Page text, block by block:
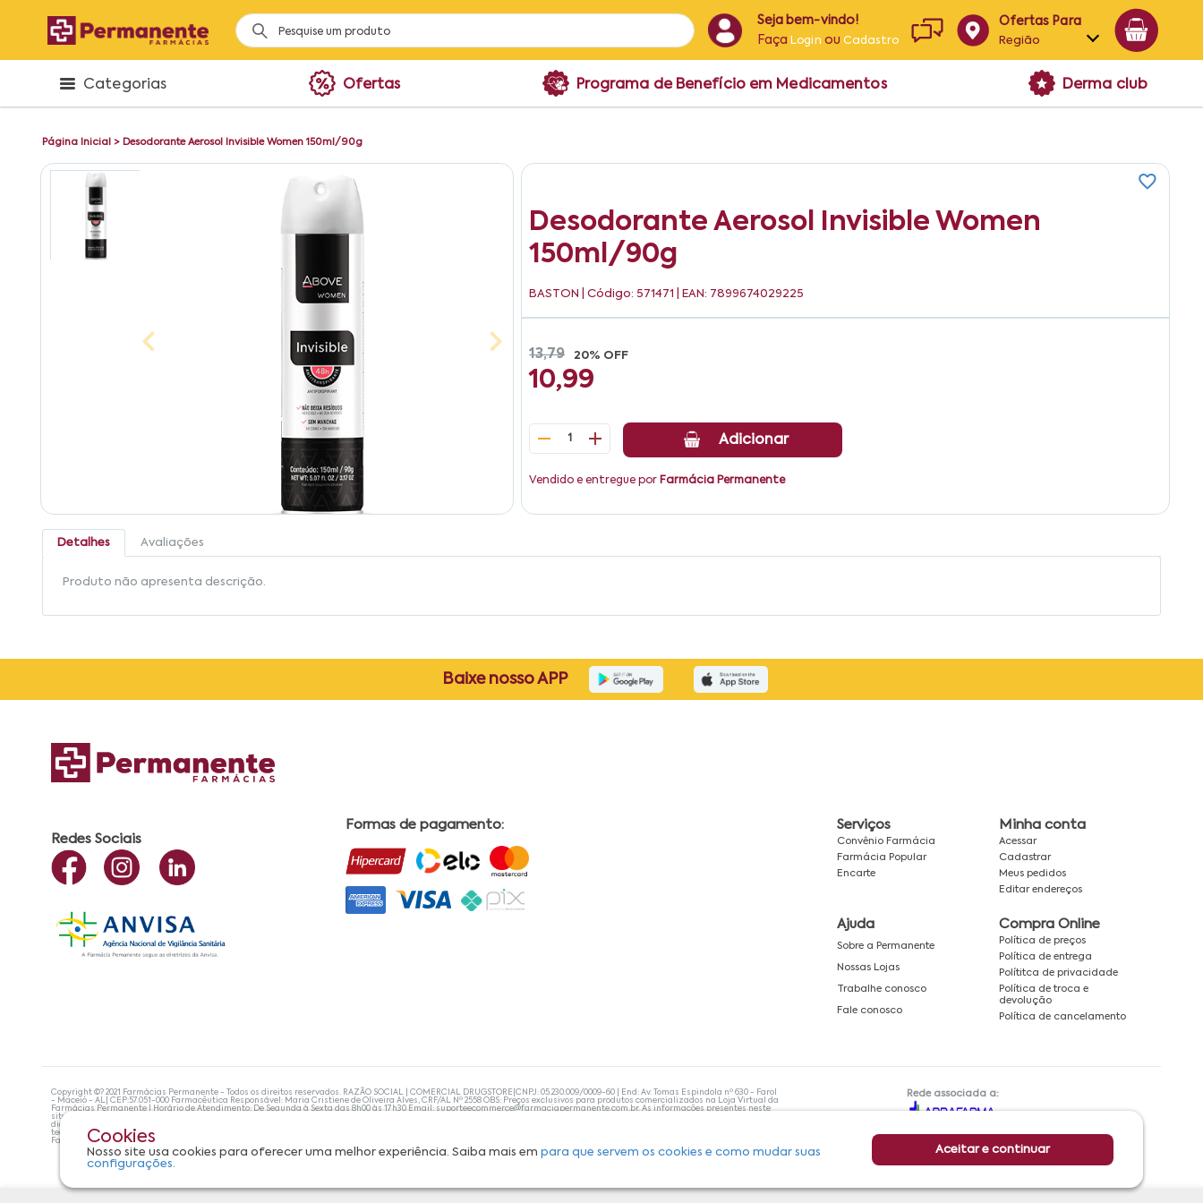
Seja bem-vindo!
Faça Login ouCadastro
Ofertas Para
Região
Alagoas
Categorias Ofertas Programa de Benefício em Medicamentos Derma club
Página Inicial > Desodorante Aerosol Invisible Women 150ml/90g
Desodorante Aerosol Invisible Women
150ml/90g
BASTON | Código: 571471 | EAN: 7899674029225
13,79 20% OFF
10,99
1 Adicionar
Vendido e entregue por Farmácia Permanente
Detalhes Avaliações
Produto não apresenta descrição.
Cookies
Nosso site usa cookies para oferecer uma melhor experiência. Saiba mais empara que servem os cookies e como mudar suas
configurações.
Aceitar e continuar
Baixe nosso APP
Redes Sociais
Formas de pagamento: Serviços
Convênio Farmácia
Farmácia Popular
Encarte
Minha conta
Acessar
Cadastrar
Meus pedidos
Editar endereços
Ajuda
Sobre a Permanente
Nossas Lojas
Trabalhe conosco
Fale conosco
Compra Online
Política de preços
Política de entrega
Polítitca de privacidade
Política de troca e
devolução
Política de cancelamento
Copyright ©? 2021 Farmácias Permanente - Todos os direitos reservados. RAZÃO SOCIAL | COMERCIAL DRUGSTORE|CNPJ: 05.230.009/0009-60 | End: Av. Tomas Espindola nº 630 - Farol
- Maceió - AL| CEP:57.051-000 Farmacêutica Responsável: Maria Cristiene de Oliveira Alves, CRF/AL Nº 2558 OBS: Preços exclusivos para produtos comercializados na Loja Virtual da
Farmácias Permanente | Horário de Atendimento: De Segunda à Sexta das 8h00 às 17h30 Email: suporteecommerce@farmaciapermanente.com.br. As informações presentes neste
site não devem ser utilizadas para automedicação e, de forma alguma, substituem as orientações de um profissional da área médica. Apenas o médico está capacitado para
diagnosticar problemas de saúde e prescrever o tratamento adequado. Se os sintomas persistirem, um médico deve ser consultado. A Farmácia Permanente trabalha com as
tecnologias mais avançadas de proteção de dados, para que você possa realizar suas compras com tranquilidade. A privacidade e a segurança dos clientes são compromissos da
Farmácias Permanente. Todos os pedidos efetuados estão sujeitos à confirmação da disponibilidade de produto em nosso estoque.
Rede associada a: